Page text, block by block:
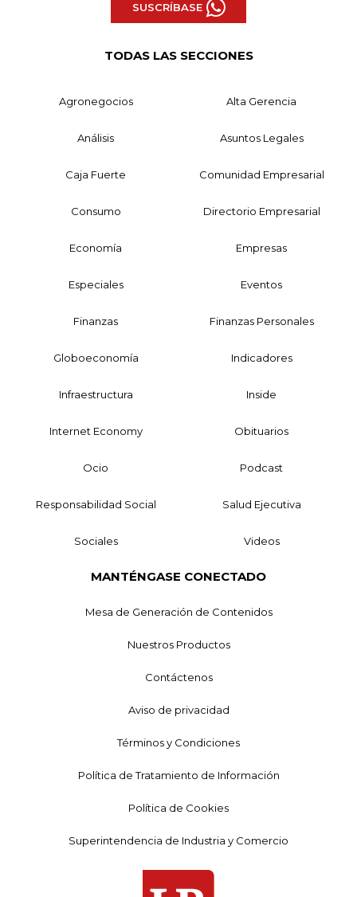
SUSCRÍBASE
TODAS LAS SECCIONES
Agronegocios Alta Gerencia
Análisis Asuntos Legales
Caja Fuerte Comunidad Empresarial
Consumo Directorio Empresarial
Economía Empresas
Especiales Eventos
Finanzas Finanzas Personales
Globoeconomía Indicadores
Infraestructura Inside
Internet Economy Obituarios
Ocio Podcast
Responsabilidad Social Salud Ejecutiva
Sociales Videos
MANTÉNGASE CONECTADO
Mesa de Generación de Contenidos
Nuestros Productos
Contáctenos
Aviso de privacidad
Términos y Condiciones
Política de Tratamiento de Información
Política de Cookies
Superintendencia de Industria y Comercio